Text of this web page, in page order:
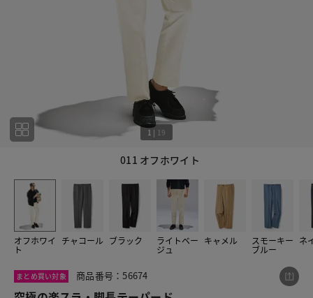
011 オフホワイト
1 | 19
オフホワイ
ト
チャコール ブラック ライトベー
ジュ
キャメル スモーキー
ブルー
ネ
19
まとめ買い対象 商品番号：56674
この商品をシェアする
究極の楽スラ・脚長テーパード